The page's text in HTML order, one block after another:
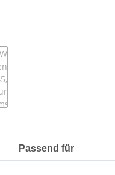
Passend für